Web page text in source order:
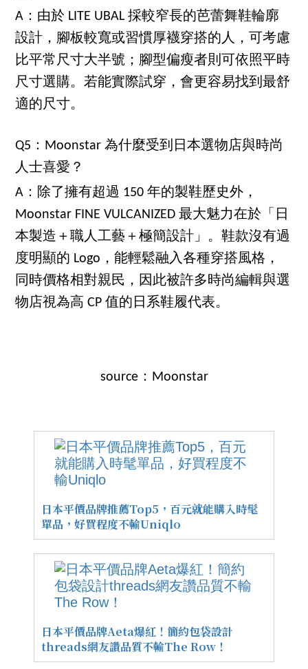
A：由於 LITE UBAL 採較窄長的芭蕾舞鞋輪廓
設計，腳板較寬或習慣厚襪穿搭的人，可考慮
比平常尺寸大半號；腳型偏瘦者則可依照平時
尺寸選購。若能實際試穿，會更容易找到最舒
適的尺寸。
Q5：Moonstar 為什麼受到日本選物店與時尚
人士喜愛？
A：除了擁有超過 150 年的製鞋歷史外，
Moonstar FINE VULCANIZED 最大魅力在於「日
本製造＋職人工藝＋極簡設計」。鞋款沒有過
度明顯的 Logo，能輕鬆融入各種穿搭風格，
同時價格相對親民，因此被許多時尚編輯與選
物店視為高 CP 值的日系鞋履代表。
source：Moonstar
日本平價品牌推薦Top5，百元就能購入時髦
單品，好買程度不輸Uniqlo
日本平價品牌Aeta爆紅！簡約包袋設計
threads網友讚品質不輸The Row！